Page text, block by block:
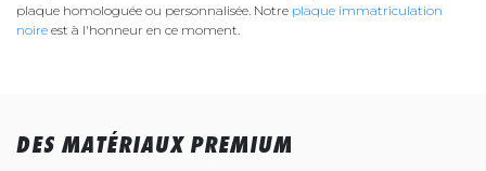
plaque homologuée ou personnalisée. Notre plaque immatriculation
noire est à l'honneur en ce moment.
DES MATÉRIAUX PREMIUM